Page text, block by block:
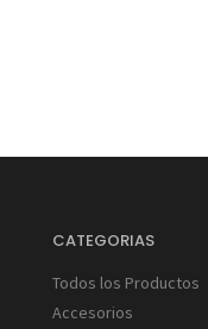
CATEGORIAS
Todos los Productos
Accesorios